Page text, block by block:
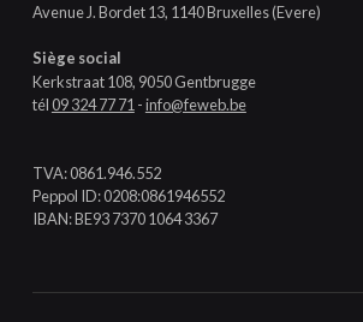
Avenue J. Bordet 13, 1140 Bruxelles (Evere)
Siège social
Kerkstraat 108, 9050 Gentbrugge
tél09 324 77 71 -info@feweb.be
TVA: 0861.946.552
Peppol ID: 0208:0861946552
IBAN: BE93 7370 1064 3367